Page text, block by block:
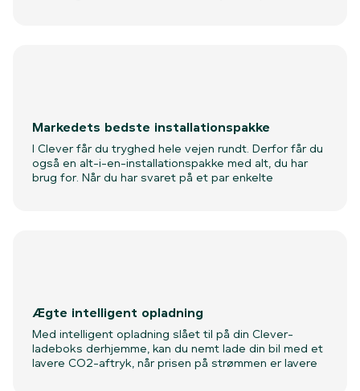
Markedets bedste installationspakke
I Clever får du tryghed hele vejen rundt. Derfor får du
også en alt-i-en-installationspakke med alt, du har
brug for. Når du har svaret på et par enkelte
Installation af kombirelæ som ekstra sikkerhed
Tilbudsgivning, hvis standardinstallationen ikke
rækker
Ægte intelligent opladning
Med intelligent opladning slået til på din Clever-
ladeboks derhjemme, kan du nemt lade din bil med et
lavere CO2-aftryk, når prisen på strømmen er lavere